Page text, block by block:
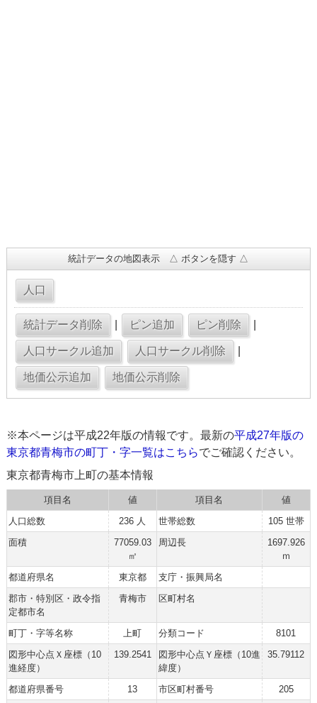
統計データの地図表示 △ ボタンを隠す △
※本ページは平成22年版の情報です。最新の平成27年版の
東京都青梅市の町丁・字一覧はこちらでご確認ください。
東京都青梅市上町の基本情報
項目名 値 項目名
値
人口総数
236 人 世帯総数
105 世帯
面積
77059.03
㎡
周辺長
1697.926
ｍ
都道府県名
東京都
支庁・振興局名
郡市・特別区・政令指
定都市名
青梅市 区町村名
町丁・字等名称 上町 分類コード
8101
図形中心点Ｘ座標（10
進経度）
139.2541
図形中心点Ｙ座標（10進
緯度）
35.79112
都道府県番号 13 市区町村番号 205